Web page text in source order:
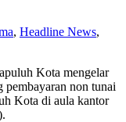
, Headline News,
Kota mengelar
pembayaran non tunai
Kota di aula kantor